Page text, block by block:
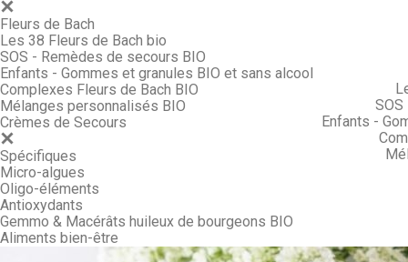
Fleurs de Bach
Les 38 Fleurs de Bach bio
SOS - Remèdes de secours BIO
Enfants - Gommes et granules BIO et sans alcool
Complexes Fleurs de Bach BIO
Mélanges personnalisés BIO
Crèmes de Secours
Spécifiques
Micro-algues
Oligo-éléments
Antioxydants
Gemmo & Macérâts huileux de bourgeons BIO
Aliments bien-être
Enfants -
Gemmo &